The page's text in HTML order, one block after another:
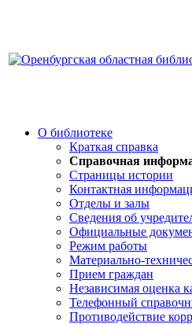
О библиотеке
Краткая справка
Справочная
Страницы истории
Контактная
Отделы и залы
Сведения об
Официальные
Режим работы
Материально-
Прием граждан
Независимая оценка
Телефонный
Противодействие